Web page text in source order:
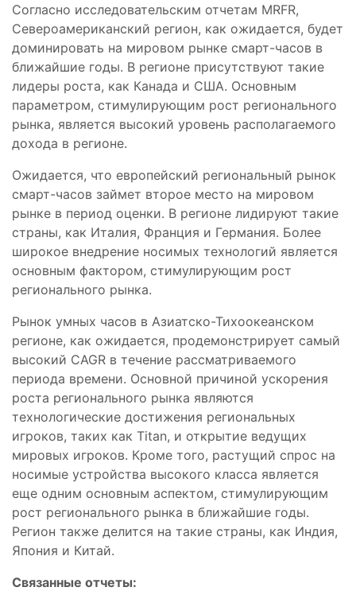
Согласно исследовательским отчетам MRFR,
Североамериканский регион, как ожидается, будет
доминировать на мировом рынке смарт-часов в
ближайшие годы. В регионе присутствуют такие
лидеры роста, как Канада и США. Основным
параметром, стимулирующим рост регионального
рынка, является высокий уровень располагаемого
дохода в регионе.
Ожидается, что европейский региональный рынок
смарт-часов займет второе место на мировом
рынке в период оценки. В регионе лидируют такие
страны, как Италия, Франция и Германия. Более
широкое внедрение носимых технологий является
основным фактором, стимулирующим рост
регионального рынка.
Рынок умных часов в Азиатско-Тихоокеанском
регионе, как ожидается, продемонстрирует самый
высокий CAGR в течение рассматриваемого
периода времени. Основной причиной ускорения
роста регионального рынка являются
технологические достижения региональных
игроков, таких как Titan, и открытие ведущих
мировых игроков. Кроме того, растущий спрос на
носимые устройства высокого класса является
еще одним основным аспектом, стимулирующим
рост регионального рынка в ближайшие годы.
Регион также делится на такие страны, как Индия,
Япония и Китай.
Связанные отчеты: